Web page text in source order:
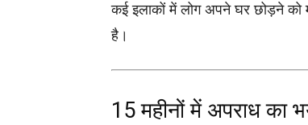
कई इलाकों में लोग अपने घर छोड़ने को
है।
15 महीनों में अपराध का